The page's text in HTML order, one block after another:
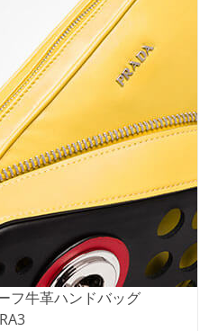
フ牛革ハンドバッグ